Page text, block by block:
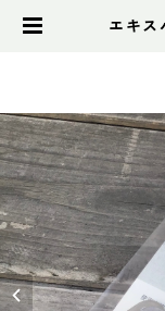
エキ